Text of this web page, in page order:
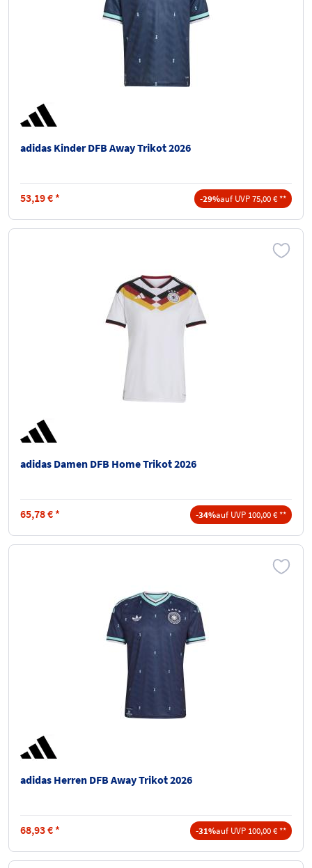
adidas Kinder DFB Away Trikot 2026
53,19€ * -29%auf UVP 75,00 € **
adidas Damen DFB Home Trikot 2026
65,78€ * -34%auf UVP 100,00 € **
adidas Herren DFB Away Trikot 2026
68,93€ * -31%auf UVP 100,00 € **